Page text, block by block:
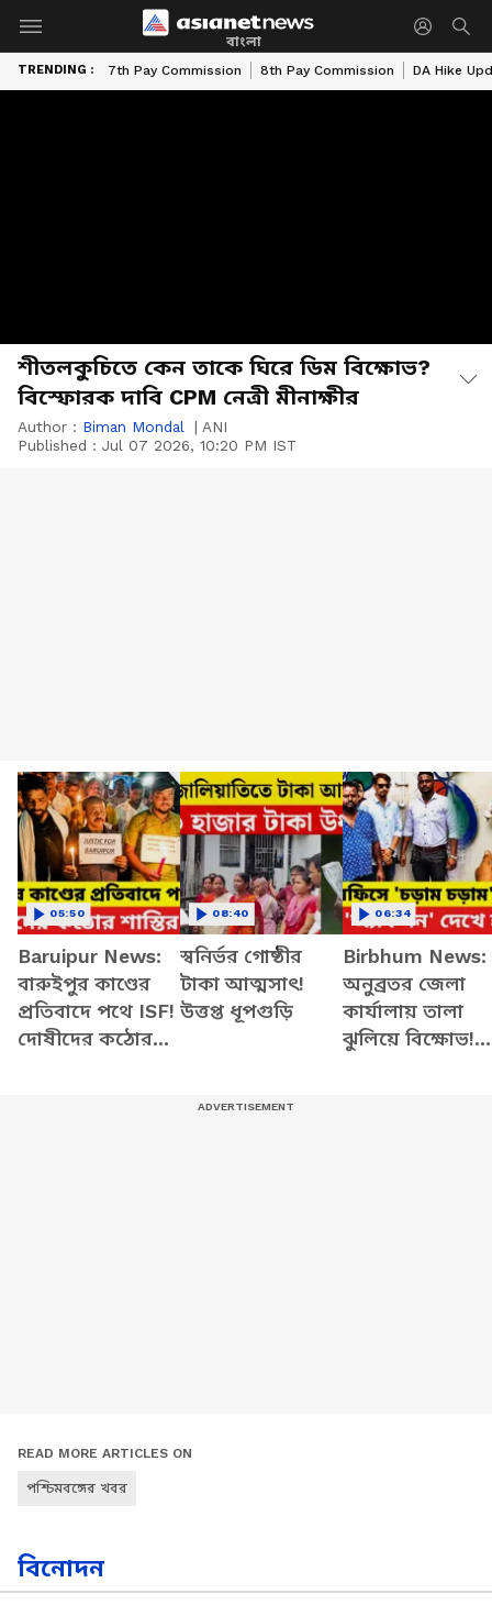
বাংলা
TRENDING : 7th Pay Commission 8th Pay Commission DA Hike
শীতলকুচিতে কেন তাকে ঘিরে ডিম বিক্ষোভ?
বিস্ফোরক দাবি CPM নেত্রী মীনাক্ষীর
Author : Biman Mondal | ANI
Published : Jul 07 2026, 10:20 PM IST
Baruipur News:
বারুইপুর কাণ্ডের
প্রতিবাদে পথে ISF!
দোষীদের কঠোর
05:50
স্বনির্ভর গোষ্ঠীর
টাকা আত্মসাৎ!
উত্তপ্ত ধূপগুড়ি
08:40
Birbhum News:
অনুব্রতর জেলা
কার্যালায় তালা
ঝুলিয়ে বিক্ষোভ!
06:34
READ MORE ARTICLES ON
পশ্চিমবঙ্গের খবর
বিনোদন